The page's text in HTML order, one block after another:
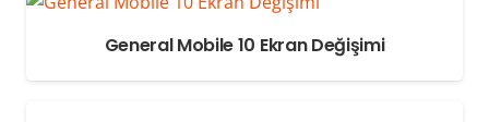
General Mobile 10 Ekran Değişimi